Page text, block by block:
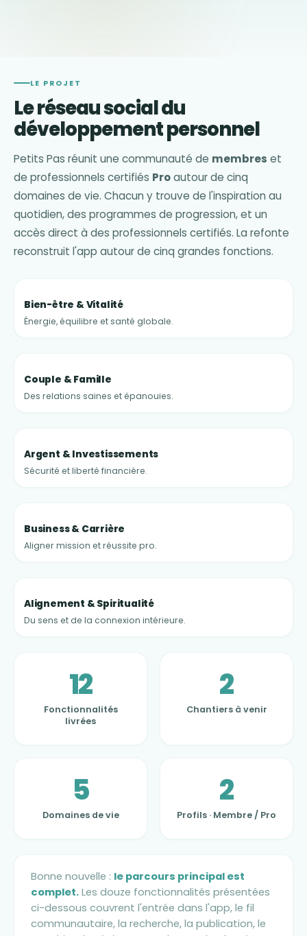
LE PROJET
Le réseau social du
développement personnel
Petits Pas réunit une communauté de membres et
de professionnels certifiés Proautour de cinq
domaines de vie. Chacun y trouve de l'inspiration au
quotidien, des programmes de progression, et un
accès direct à des professionnels certifiés. La refonte
reconstruit l'app autour de cinq grandes fonctions.
Bien-être & Vitalité
Énergie, équilibre et santé globale.
Couple & Famille
Des relations saines et épanouies.
Argent & Investissements
Sécurité et liberté financière.
Business & Carrière
Aligner mission et réussite pro.
Alignement & Spiritualité
Du sens et de la connexion intérieure.
12
Fonctionnalités
livrées
2
Chantiers à venir
5
Domaines de vie
2
Profils · Membre / Pro
Bonne nouvelle : le parcours principal est
complet. Les douze fonctionnalités présentées
ci-dessous couvrent l'entrée dans l'app, le fil
communautaire, la recherche, la publication, le